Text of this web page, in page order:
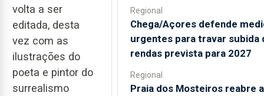
volta a ser
editada, desta
vez com as
ilustrações do
poeta e pintor do
surrealismo
Regional
Chega/Açores defende
urgentes para travar subida
rendas prevista para 2027
Regional
Praia dos Mosteiros reabre a